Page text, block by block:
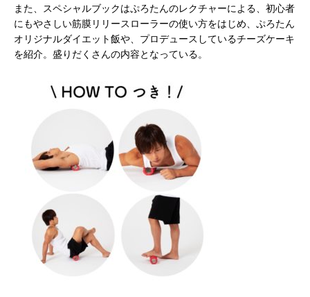
また、スペシャルブックはぷろたんのレクチャーによる、初心者
にもやさしい筋膜リリースローラーの使い方をはじめ、ぷろたん
オリジナルダイエット飯や、プロデュースしているチーズケーキ
を紹介。盛りだくさんの内容となっている。